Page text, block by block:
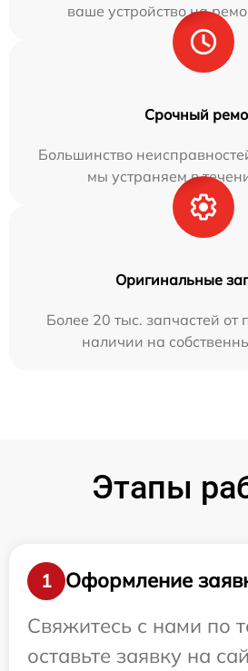
ваше устройство на
Срочный
Большинство
мы устраняем в
Оригинальные
Более 20 тыс. запчастей от
наличии на
Этапы
1
Оформление
Свяжитесь с нами по
оставьте заявку на